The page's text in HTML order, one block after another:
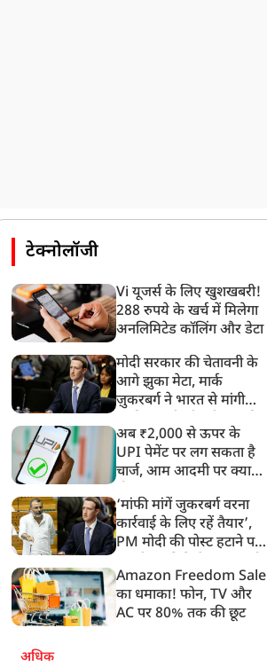
टेक्नोलॉजी
Vi यूजर्स के लिए खुशखबरी!
288 रुपये के खर्च में मिलेगा
अनलिमिटेड कॉलिंग और डेटा
मोदी सरकार की चेतावनी के
आगे झुका मेटा, मार्क
ज़ुकरबर्ग ने भारत से मांगी
अब ₹2,000 से ऊपर के
UPI पेमेंट पर लग सकता है
चार्ज, आम आदमी पर क्या
‘मांफी मांगें जुकरबर्ग वरना
कार्रवाई के लिए रहें तैयार’,
PM मोदी की पोस्ट हटाने पर
लगाई फटकार
Amazon Freedom Sale
का धमाका! फोन, TV और
AC पर 80% तक की छूट
अधिक